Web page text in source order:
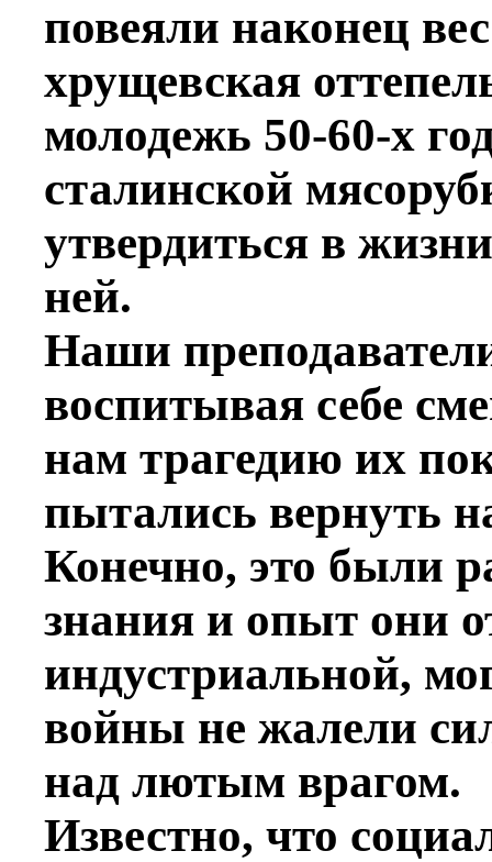
повеяли наконец
хрущевская
молодежь 50-60-х
сталинской
утвердиться в
ней.
Наши
воспитывая себе
нам трагедию их
пытались вернуть
Конечно, это были
знания и опыт они
индустриальной,
войны не жалели
над лютым врагом.
Известно, что